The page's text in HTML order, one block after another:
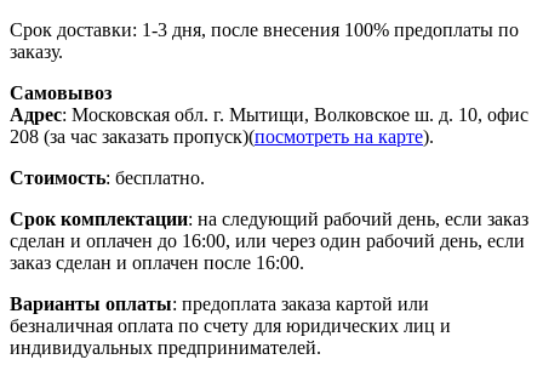
Срок доставки: 1-3 дня, после внесения 100% предоплаты по
заказу.
Самовывоз
Адрес: Московская обл. г. Мытищи, Волковское ш. д. 10, офис
208 (за час заказать пропуск)(посмотреть на карте).
Стоимость: бесплатно.
Срок комплектации: на следующий рабочий день, если заказ
сделан и оплачен до 16:00, или через один рабочий день, если
заказ сделан и оплачен после 16:00.
Варианты оплаты: предоплата заказа картой или
безналичная оплата по счету для юридических лиц и
индивидуальных предпринимателей.